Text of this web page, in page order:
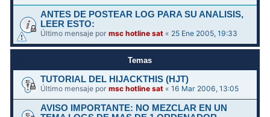
ANTES DE POSTEAR LOG PARA SU ANALISIS,
LEER ESTO:
Último mensaje pormsc hotline sat « 25 Ene 2005, 19:33
Temas
TUTORIAL DEL HIJACKTHIS (HJT)
Último mensaje pormsc hotline sat «16 Mar 2006, 13:05
AVISO IMPORTANTE: NO MEZCLAR EN UN